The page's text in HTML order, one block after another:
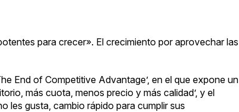
para crecer». El crecimiento por aprovechar las
End of Competitive Advantage’, en el que expone un
más cuota, menos precio y más calidad’, y el
les gusta, cambio rápido para cumplir sus